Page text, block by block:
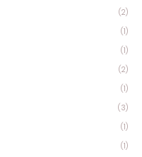
(2)
(1)
(1)
(2)
(1)
(3)
(1)
(1)